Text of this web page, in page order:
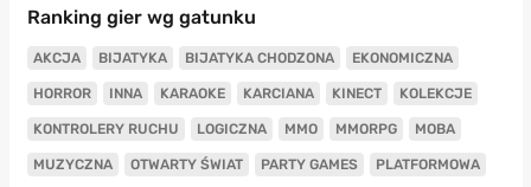
Ranking gier wg gatunku
AKCJA BIJATYKA BIJATYKA CHODZONA EKONOMICZNA
HORROR INNA KARAOKE KARCIANA KINECT KOLEKCJE
KONTROLERY RUCHU LOGICZNA MMO MMORPG MOBA
MUZYCZNA OTWARTY ŚWIAT PARTY GAMES PLATFORMOWA